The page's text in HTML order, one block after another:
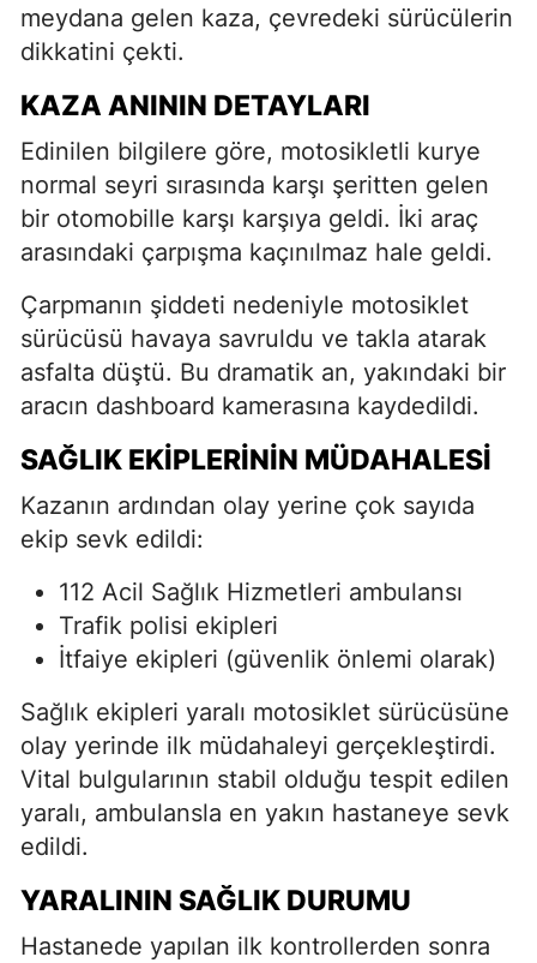
meydana gelen kaza, çevredeki sürücülerin
dikkatini çekti.
KAZA ANININ DETAYLARI
Edinilen bilgilere göre, motosikletli kurye
normal seyri sırasında karşı şeritten gelen
bir otomobille karşı karşıya geldi. İki araç
arasındaki çarpışma kaçınılmaz hale geldi.
Çarpmanın şiddeti nedeniyle motosiklet
sürücüsü havaya savruldu ve takla atarak
asfalta düştü. Bu dramatik an, yakındaki bir
aracın dashboard kamerasına kaydedildi.
SAĞLIK EKIPLERININ MÜDAHALESI
Kazanın ardından olay yerine çok sayıda
ekip sevk edildi:
112 Acil Sağlık Hizmetleri ambulansı
Trafik polisi ekipleri
İtfaiye ekipleri (güvenlik önlemi olarak)
Sağlık ekipleri yaralı motosiklet sürücüsüne
olay yerinde ilk müdahaleyi gerçekleştirdi.
Vital bulgularının stabil olduğu tespit edilen
yaralı, ambulansla en yakın hastaneye sevk
edildi.
YARALININ SAĞLIK DURUMU
Hastanede yapılan ilk kontrollerden sonra